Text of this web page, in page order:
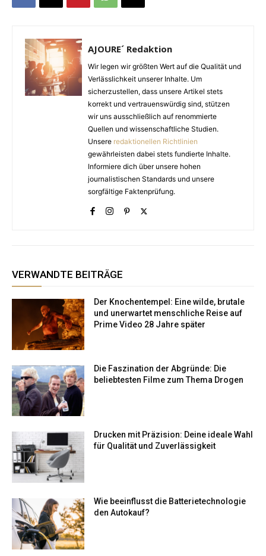
AJOURE´ Redaktion
Wir legen wir größten Wert auf die Qualität und
Verlässlichkeit unserer Inhalte. Um
sicherzustellen, dass unsere Artikel stets
korrekt und vertrauenswürdig sind, stützen
wir uns ausschließlich auf renommierte
Quellen und wissenschaftliche Studien.
Unsere redaktionellen Richtlinien
gewährleisten dabei stets fundierte Inhalte.
Informiere dich über unsere hohen
journalistischen Standards und unsere
sorgfältige Faktenprüfung.
VERWANDTE BEITRÄGE
Der Knochentempel: Eine wilde, brutale
und unerwartet menschliche Reise auf
Prime Video 28 Jahre später
Die Faszination der Abgründe: Die
beliebtesten Filme zum Thema Drogen
Drucken mit Präzision: Deine ideale Wahl
für Qualität und Zuverlässigkeit
Wie beeinflusst die Batterietechnologie
den Autokauf?